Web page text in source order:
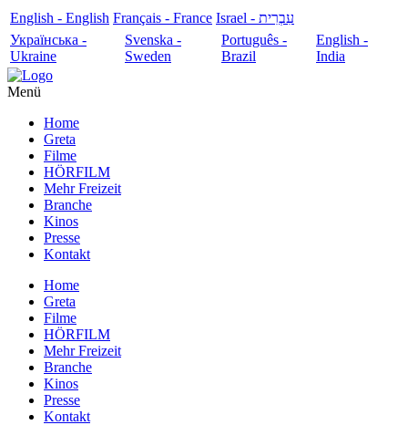
English - English Français - France
עִבְרִית - Israel
Українська -
Ukraine
Svenska -
Sweden
Português -
Brazil
English -
India
Menü
Home
Greta
Filme
HÖRFILM
Mehr Freizeit
Branche
Kinos
Presse
Kontakt
Home
Greta
Filme
HÖRFILM
Mehr Freizeit
Branche
Kinos
Presse
Kontakt